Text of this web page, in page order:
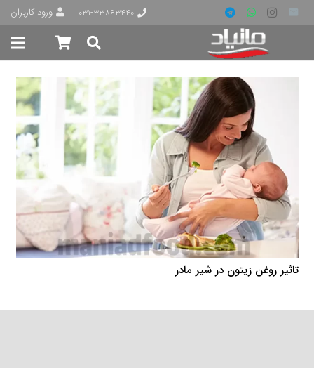
۰۳۱-۳۳۸۶۳۴۴۰ ورود کاربران
تاثیر روغن زیتون در شیر مادر